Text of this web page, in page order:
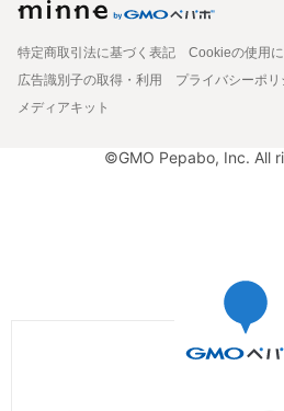
特定商取引法に基づく表記
Cookieの使用
広告識別子の取得・利用
プライバシーポリ
メディアキット
©GMO Pepabo, Inc. All